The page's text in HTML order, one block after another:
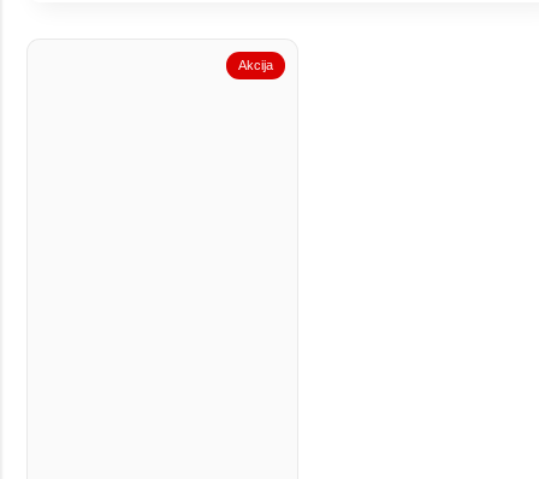
Akcija